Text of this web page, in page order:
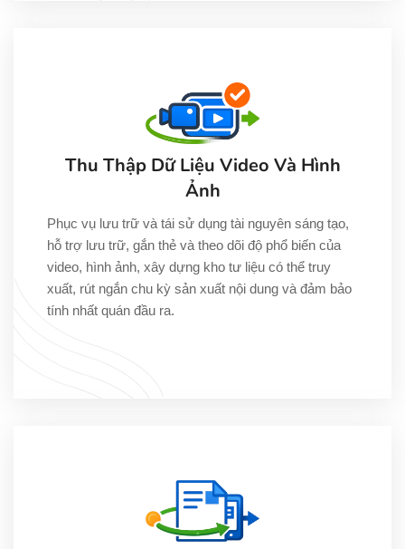
Thu Thập Dữ Liệu Video Và Hình
Ảnh
Phục vụ lưu trữ và tái sử dụng tài nguyên sáng tạo,
hỗ trợ lưu trữ, gắn thẻ và theo dõi độ phổ biến của
video, hình ảnh, xây dựng kho tư liệu có thể truy
xuất, rút ngắn chu kỳ sản xuất nội dung và đảm bảo
tính nhất quán đầu ra.